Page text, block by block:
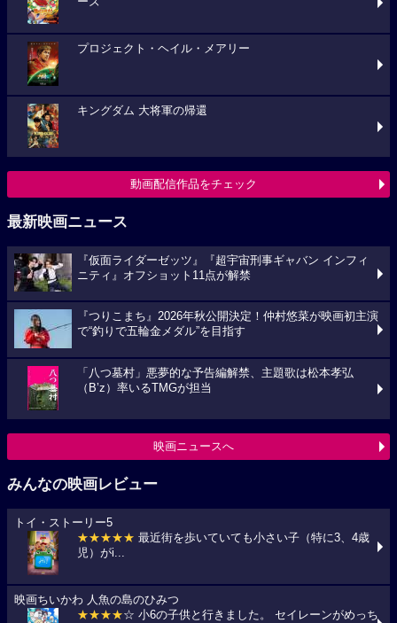
プロジェクト・ヘイル・メアリー
キングダム 大将軍の帰還
動画配信作品をチェック
最新映画ニュース
『仮面ライダーゼッツ』『超宇宙刑事ギャバン インフィ
ニティ』オフショット11点が解禁
『つりこまち』2026年秋公開決定！仲村悠菜が映画初主演
で“釣りで五輪金メダル”を目指す
「八つ墓村」悪夢的な予告編解禁、主題歌は松本孝弘
（B’z）率いるTMGが担当
映画ニュースへ
みんなの映画レビュー
トイ・ストーリー5
★★★★★ 最近街を歩いていても小さい子（特に3、4歳
児）がi...
映画ちいかわ 人魚の島のひみつ
★★★★☆ 小6の子供と行きました。 セイレーンがめっち